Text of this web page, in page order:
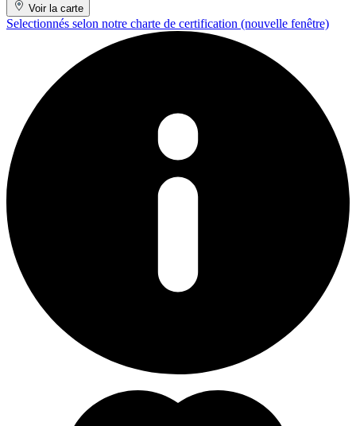
Voir la carte
Selectionnés selon notre charte de certification (nouvelle fenêtre)